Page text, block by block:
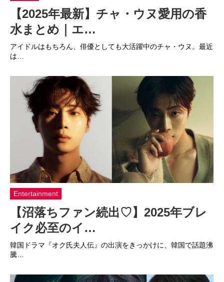
【2025年最新】チャ・ウヌ愛用の香
水まとめ｜エ…
アイドルはもちろん、俳優としても大活躍中のチャ・ウヌ。最近
は…
Entertainment
【沼落ちファン続出♡】2025年ブレ
イク必至のイ…
韓国ドラマ『オク氏夫人伝』の出演をきっかけに、韓国で話題沸
騰…